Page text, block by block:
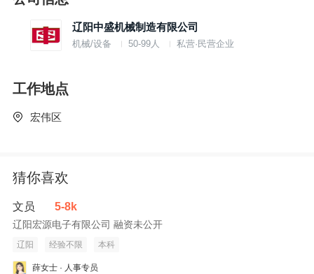
辽阳中盛机械制造有限公司
机械/设备 50-99人 私营·民营企业
工作地点
宏伟区
猜你喜欢
文员 5-8k
辽阳宏源电子有限公司 融资未公开
辽阳 经验不限 本科
薛女士 · 人事专员